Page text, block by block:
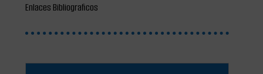
Enlaces Bibliograficos